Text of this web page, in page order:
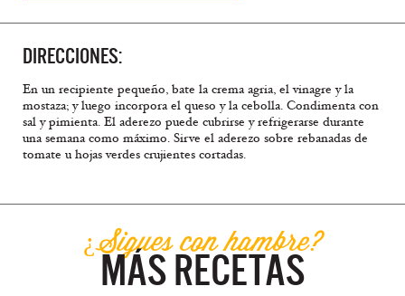
DIRECCIONES:
En un recipiente pequeño, bate la crema agria, el vinagre y la
mostaza; y luego incorpora el queso y la cebolla. Condimenta con
sal y pimienta. El aderezo puede cubrirse y refrigerarse durante
una semana como máximo. Sirve el aderezo sobre rebanadas de
tomate u hojas verdes crujientes cortadas.
¿Sigues con hambre?
MÁS RECETAS